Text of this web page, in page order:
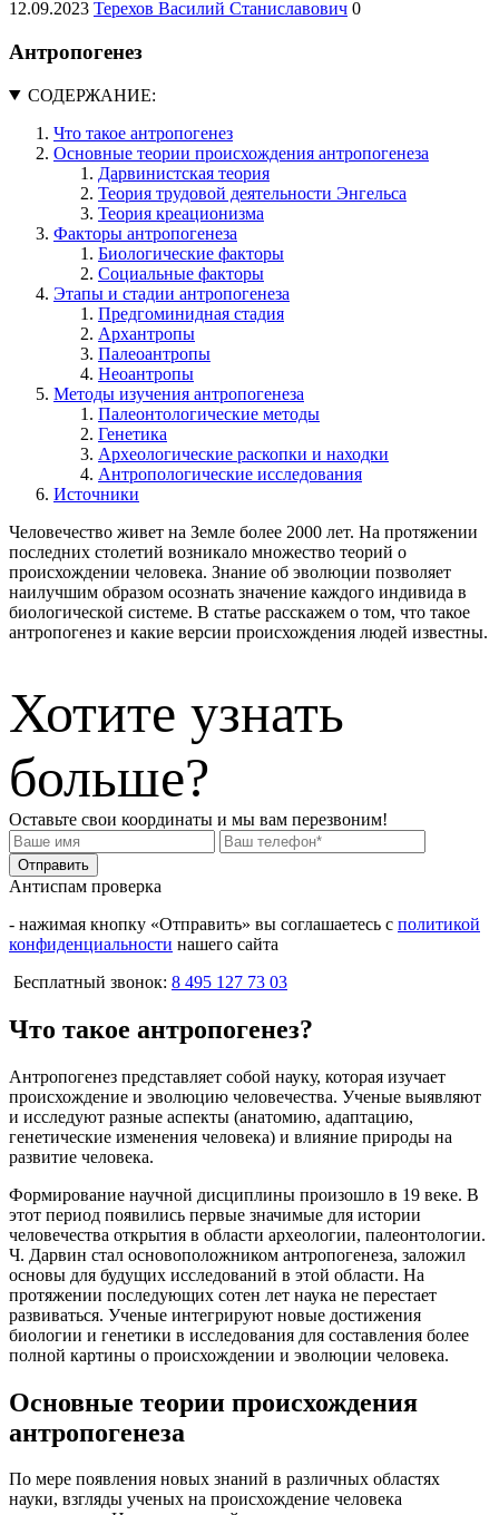
12.09.2023 Терехов Василий Станиславович 0
Антропогенез
СОДЕРЖАНИЕ:
Что такое антропогенез
Основные теории происхождения антропогенеза
Дарвинистская теория
Теория трудовой деятельности Энгельса
Теория креационизма
Факторы антропогенеза
Биологические факторы
Социальные факторы
Этапы и стадии антропогенеза
Предгоминидная стадия
Архантропы
Палеоантропы
Неоантропы
Методы изучения антропогенеза
Палеонтологические методы
Генетика
Археологические раскопки и находки
Антропологические исследования
Источники
Человечество живет на Земле более 2000 лет. На протяжении
последних столетий возникало множество теорий о
происхождении человека. Знание об эволюции позволяет
наилучшим образом осознать значение каждого индивида в
биологической системе. В статье расскажем о том, что такое
антропогенез и какие версии происхождения людей известны.
Хотите узнать
больше?
Оставьте свои координаты и мы вам перезвоним!
Отправить
Антиспам проверка
- нажимая кнопку «Отправить» вы соглашаетесь с политикой
конфиденциальности нашего сайта
Бесплатный звонок: ‪8 495 127 73 03
Что такое антропогенез?
Антропогенез представляет собой науку, которая изучает
происхождение и эволюцию человечества. Ученые выявляют
и исследуют разные аспекты (анатомию, адаптацию,
генетические изменения человека) и влияние природы на
развитие человека.
Формирование научной дисциплины произошло в 19 веке. В
этот период появились первые значимые для истории
человечества открытия в области археологии, палеонтологии.
Ч. Дарвин стал основоположником антропогенеза, заложил
основы для будущих исследований в этой области. На
протяжении последующих сотен лет наука не перестает
развиваться. Ученые интегрируют новые достижения
биологии и генетики в исследования для составления более
полной картины о происхождении и эволюции человека.
Основные теории происхождения
антропогенеза
По мере появления новых знаний в различных областях
науки, взгляды ученых на происхождение человека